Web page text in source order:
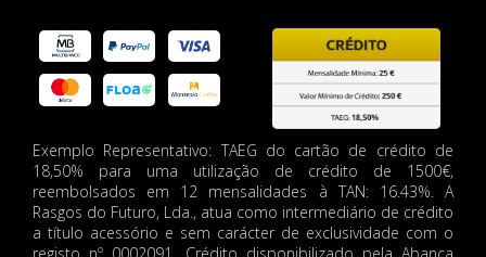
Exemplo Representativo: TAEG do cartão de crédito de
18,50% para uma utilização de crédito de 1500€,
reembolsados em 12 mensalidades à TAN: 16.43%. A
Rasgos do Futuro, Lda., atua como intermediário de crédito
a título acessório e sem carácter de exclusividade com o